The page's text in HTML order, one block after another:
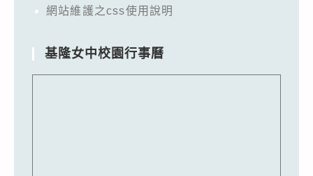
網站維護之css使用說明
基隆女中校園行事曆